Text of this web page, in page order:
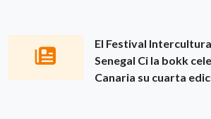
El Festival
Senegal Ci la bokk
Canaria su cuarta